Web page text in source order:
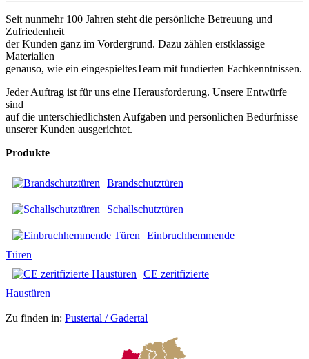
Seit nunmehr 100 Jahren steht die persönliche Betreuung und
Zufriedenheit
der Kunden ganz im Vordergrund. Dazu zählen erstklassige
Materialien
genauso, wie ein eingespieltesTeam mit fundierten Fachkenntnissen.
Jeder Auftrag ist für uns eine Herausforderung. Unsere Entwürfe
sind
auf die unterschiedlichsten Aufgaben und persönlichen Bedürfnisse
unserer Kunden ausgerichtet.
Produkte
Brandschutztüren
Schallschutztüren
Einbruchhemmende
Türen
CE zeritfizierte
Haustüren
Zu finden in: Pustertal / Gadertal